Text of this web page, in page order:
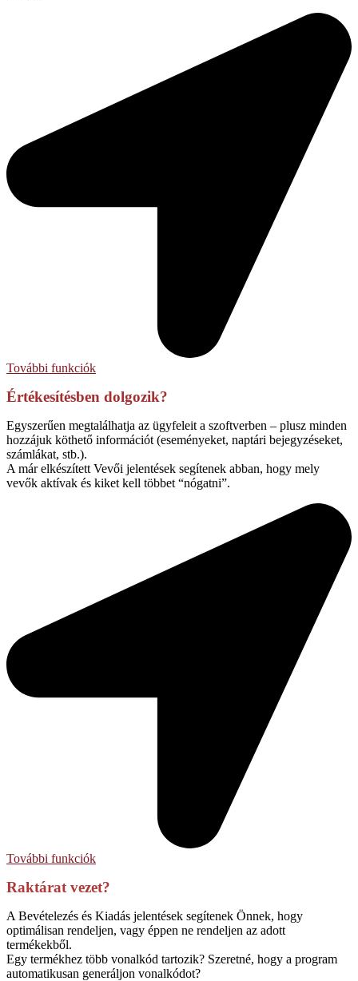
További funkciók
Értékesítésben dolgozik?
Egyszerűen megtalálhatja az ügyfeleit a szoftverben – plusz minden
hozzájuk köthető információt (eseményeket, naptári bejegyzéseket,
számlákat, stb.).
A már elkészített Vevői jelentések segítenek abban, hogy mely
vevők aktívak és kiket kell többet “nógatni”.
További funkciók
Raktárat vezet?
A Bevételezés és Kiadás jelentések segítenek Önnek, hogy
optimálisan rendeljen, vagy éppen ne rendeljen az adott
termékekből.
Egy termékhez több vonalkód tartozik? Szeretné, hogy a program
automatikusan generáljon vonalkódot?